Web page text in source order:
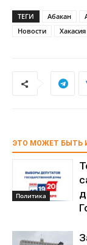
ТЕГИ Абакан
Новости
Хакасия
ЭТО МОЖЕТ БЫТЬ
Политика